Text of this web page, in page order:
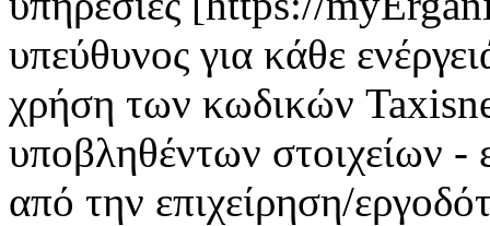
υπεύθυνος για κάθε
χρήση των κωδικών
υποβληθέντων στοιχείων -
από την επιχείρηση/